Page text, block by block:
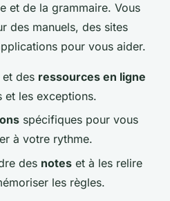
et de la grammaire. Vous
des manuels, des sites
pour vous aider.
et des ressources en ligne
et les exceptions.
spécifiques pour vous
à votre rythme.
des notes et à les relire
les règles.